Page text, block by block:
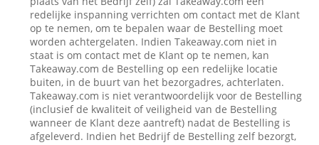
redelijke inspanning verrichten om contact met de Klant
op te nemen, om te bepalen waar de Bestelling moet
worden achtergelaten. Indien Takeaway.com niet in
staat is om contact met de Klant op te nemen, kan
Takeaway.com de Bestelling op een redelijke locatie
buiten, in de buurt van het bezorgadres, achterlaten.
Takeaway.com is niet verantwoordelijk voor de Bestelling
(inclusief de kwaliteit of veiligheid van de Bestelling
wanneer de Klant deze aantreft) nadat de Bestelling is
afgeleverd. Indien het Bedrijf de Bestelling zelf bezorgt,